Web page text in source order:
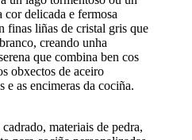
cor delicada e fermosa
finas liñas de cristal gris que
creando unha
que combina ben cos
obxectos de aceiro
e as encimeras da cociña.